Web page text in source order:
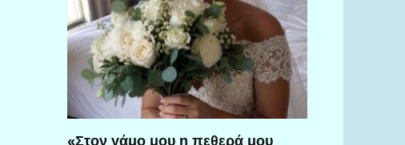
«Στον γάμο μου η πεθερά μου